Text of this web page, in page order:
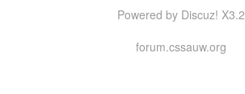
Powered by Discuz! X3.2
forum.cssauw.org